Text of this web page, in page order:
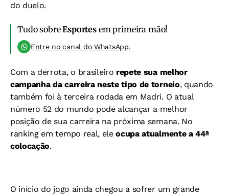
do duelo.
Tudo sobreEsportesem primeira mão!
Entre no canal do WhatsApp.
Com a derrota, o brasileiro repete sua melhor
campanha da carreira neste tipo de torneio, quando
também foi à terceira rodada em Madri. O atual
número 52 do mundo pode alcançar a melhor
posição de sua carreira na próxima semana. No
ranking em tempo real, eleocupa atualmente a 44ª
colocação.
O início do jogo ainda chegou a sofrer um grande